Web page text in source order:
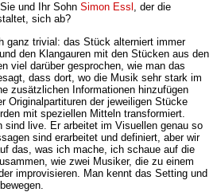
und Ihr Sohn Simon Essl , der die
sich ab?
ganz trivial: das Stück alterniert immer
den Klangauren mit den Stücken aus den
viel darüber gesprochen, wie man das
dass dort, wo die Musik sehr stark im
zusätzlichen Informationen hinzufügen
Originalpartituren der jeweiligen Stücke
mit speziellen Mitteln transformiert.
sind live. Er arbeitet im Visuellen genau so
sind erarbeitet und definiert, aber wir
das, was ich mache, ich schaue auf die
wie zwei Musiker, die zu einem
improvisieren. Man kennt das Setting und